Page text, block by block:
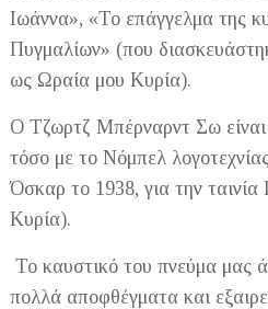
Ιωάννα», «Το επάγγελμα της
Πυγμαλίων» (που
ως Ωραία μου Κυρία).
Ο Τζωρτζ Μπέρναρντ Σω είναι
τόσο με το Νόμπελ
Όσκαρ το 1938, για την
Κυρία).
Το καυστικό του πνεύμα μας
πολλά αποφθέγματα και